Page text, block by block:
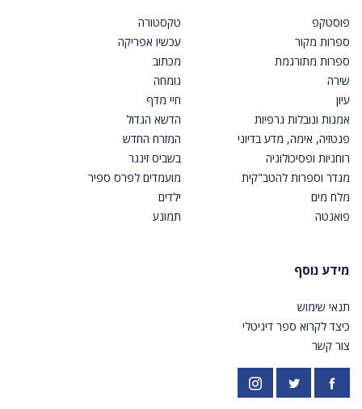
פוסטקפ
ספרות מקור
ספרות מתורגמת
שירה
עיון
אמנות ונובלות גרפיות
פנטזיה, אימה, מדע בדיוני
רוחניות ופסיכולוגיה
מגדר וספרות להטב"קית
מלח מים
פואנטה
טקסטורה
עכשיו אפריקה
מכתוב
גומחה
חיי מדף
הדשא הגדול
המזרח החדש
בשביס זינגר
מועמדים לפרס ספיר
ילדים
תמונע
מידע נוסף
תנאי שימוש
כיצד לקרוא ספר דיגיטלי
צור קשר
פייסבוק https://twitter.com/PardesPublish
אינסטגרם